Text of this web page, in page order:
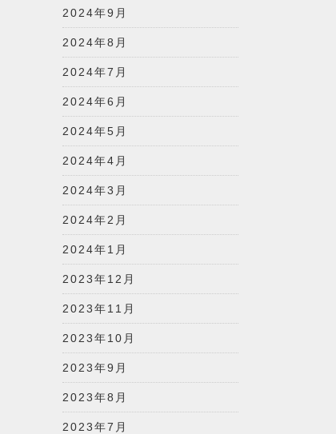
2024年9月
2024年8月
2024年7月
2024年6月
2024年5月
2024年4月
2024年3月
2024年2月
2024年1月
2023年12月
2023年11月
2023年10月
2023年9月
2023年8月
2023年7月